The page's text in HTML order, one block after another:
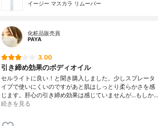
イージー マスカラ リムーバー
化粧品販売員
PAYA
3.00
引き締め効果のボディオイル
セルライトに良い！と聞き購入しました。少しスプレータ
イプで使いにくいのですがあと肌はしっとり柔らかさを感
じます。肝心の引き締め効果は感じていませんが...もしか…
続きを見る